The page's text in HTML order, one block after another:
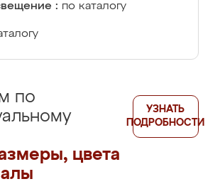
: по каталогу
по
цвета
УЗНАТЬ
ПОДРОБНОСТИ